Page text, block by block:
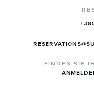
FINDEN SIE